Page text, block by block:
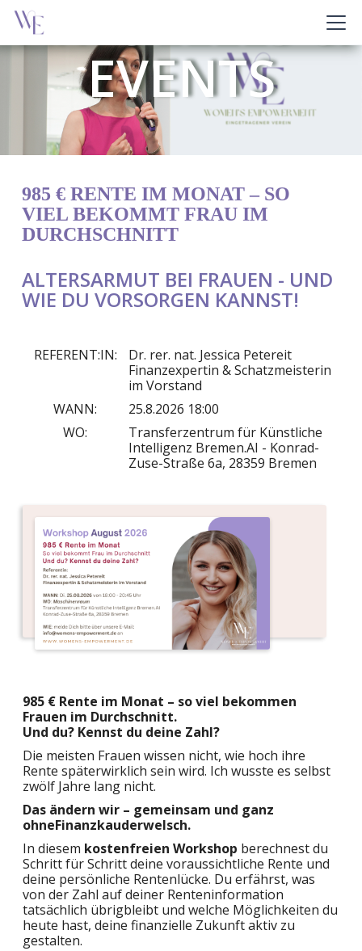
AKTUELLES &
EVENTS
985 € RENTE IM MONAT – SO
VIEL BEKOMMT FRAU IM
DURCHSCHNITT
ALTERSARMUT BEI FRAUEN - UND
WIE DU VORSORGEN KANNST!
REFERENT:IN:
Dr. rer. nat. Jessica Petereit
Finanzexpertin & Schatzmeisterin
im Vorstand
WANN:
25.8.2026 18:00
WO:
Transferzentrum für Künstliche
Intelligenz Bremen.AI - Konrad-
Zuse-Straße 6a, 28359 Bremen
985 € Rente im Monat – so viel bekommen
Frauen im Durchschnitt.
Und du? Kennst du deine Zahl?
Die meisten Frauen wissen nicht, wie hoch ihre
Rente späterwirklich sein wird. Ich wusste es selbst
zwölf Jahre lang nicht.
Das ändern wir – gemeinsam und ganz
ohneFinanzkauderwelsch.
In diesem kostenfreien Workshop berechnest du
Schritt für Schritt deine voraussichtliche Rente und
deine persönliche Rentenlücke. Du erfährst, was
von der Zahl auf deiner Renteninformation
tatsächlich übrigbleibt und welche Möglichkeiten du
heute hast, deine finanzielle Zukunft aktiv zu
gestalten.